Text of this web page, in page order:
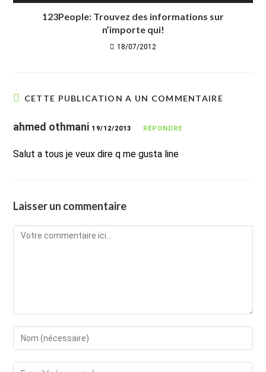
123People: Trouvez des informations sur
n’importe qui!
18/07/2012
CETTE PUBLICATION A UN COMMENTAIRE
ahmed othmani 19/12/2013 RÉPONDRE
Salut a tous je veux dire q me gusta line
Laisser un commentaire
Comment
Enter
your
name
Enter